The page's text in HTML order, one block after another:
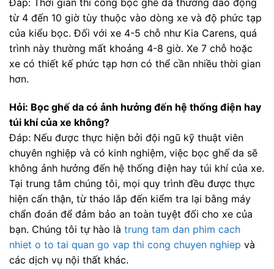
Đáp: Thời gian thi công bọc ghế da thường dao động
từ 4 đến 10 giờ tùy thuộc vào dòng xe và độ phức tạp
của kiểu bọc. Đối với xe 4-5 chỗ như Kia Carens, quá
trình này thường mất khoảng 4-8 giờ. Xe 7 chỗ hoặc
xe có thiết kế phức tạp hơn có thể cần nhiều thời gian
hơn.
Hỏi: Bọc ghế da có ảnh hưởng đến hệ thống điện hay
túi khí của xe không?
Đáp: Nếu được thực hiện bởi đội ngũ kỹ thuật viên
chuyên nghiệp và có kinh nghiệm, việc bọc ghế da sẽ
không ảnh hưởng đến hệ thống điện hay túi khí của xe.
Tại trung tâm chúng tôi, mọi quy trình đều được thực
hiện cẩn thận, từ tháo lắp đến kiểm tra lại bằng máy
chẩn đoán để đảm bảo an toàn tuyệt đối cho xe của
bạn. Chúng tôi tự hào là trung tam dan phim cach
nhiet o to tai quan go vap thi cong chuyen nghiep và
các dịch vụ nội thất khác.